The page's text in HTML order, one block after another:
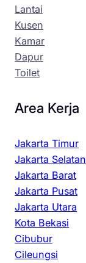
Lantai
Kusen
Kamar
Dapur
Toilet
Area Kerja
Jakarta Timur
Jakarta Selatan
Jakarta Barat
Jakarta Pusat
Jakarta Utara
Kota Bekasi
Cibubur
Cileungsi